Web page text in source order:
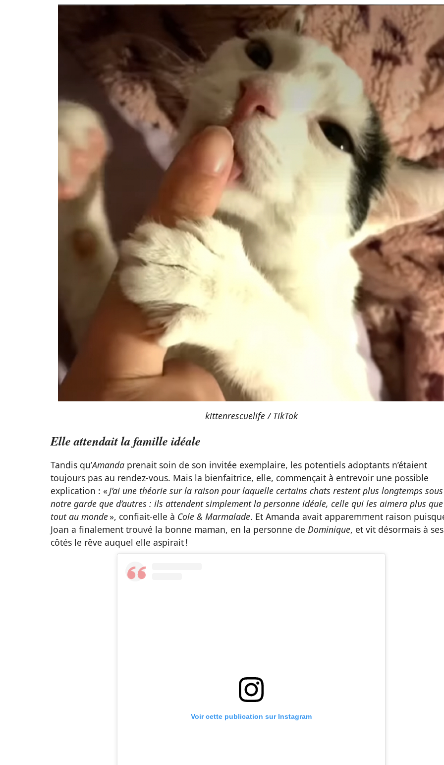
kittenrescuelife / TikTok
Elle attendait la famille idéale
Tandis qu’Amanda prenait soin de son invitée exemplaire, les potentiels adoptants n’étaient
toujours pas au rendez-vous. Mais la bienfaitrice, elle, commençait à entrevoir une possible
explication : «J’ai une théorie sur la raison pour laquelle certains chats restent plus longtemps sous
notre garde que d’autres : ils attendent simplement la personne idéale, celle qui les aimera plus que
tout au monde», confiait-elle à Cole & Marmalade. Et Amanda avait apparemment raison
Joan a finalement trouvé la bonne maman, en la personne de Dominique, et vit désormais à ses
côtés le rêve auquel elle aspirait !
Voir cette publication sur Instagram